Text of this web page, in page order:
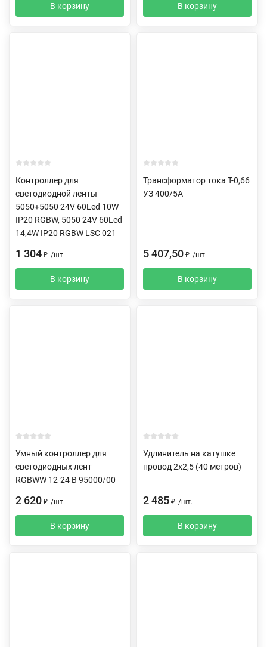
В корзину В корзину
Контроллер для
светодиодной ленты
5050+5050 24V 60Led 10W
IP20 RGBW, 5050 24V 60Led
14,4W IP20 RGBW LSC 021
1 304 ₽ /шт.
В корзину
Трансформатор тока Т-0,66
УЗ 400/5А
5 407,50 ₽ /шт.
В корзину
Умный контроллер для
светодиодных лент
RGBWW 12-24 В 95000/00
2 620 ₽ /шт.
В корзину
Удлинитель на катушке
провод 2х2,5 (40 метров)
2 485 ₽ /шт.
В корзину